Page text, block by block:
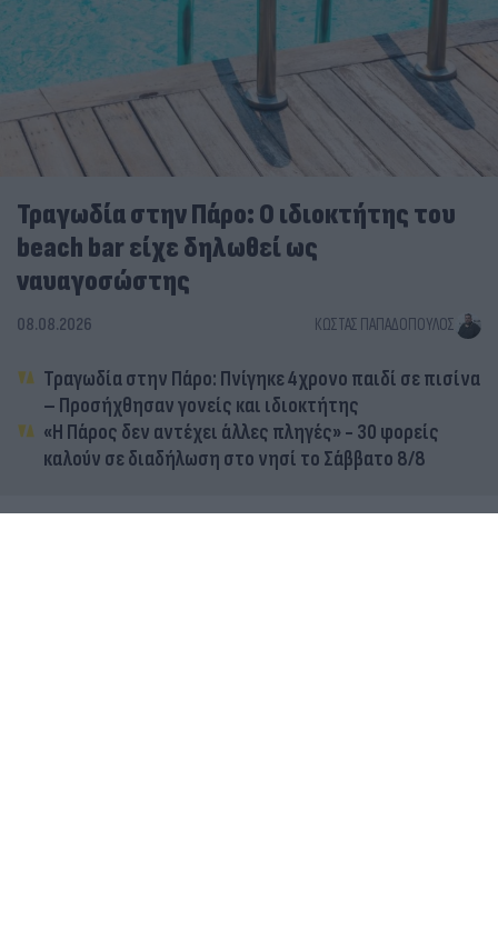
Τραγωδία στην Πάρο: Ο ιδιοκτήτης του
beach bar είχε δηλωθεί ως
ναυαγοσώστης
08.08.2026 ΚΏΣΤΑΣ ΠΑΠΑΔΌΠΟΥΛΟΣ
Τραγωδία στην Πάρο: Πνίγηκε 4χρονο παιδί σε πισίνα
– Προσήχθησαν γονείς και ιδιοκτήτης
«Η Πάρος δεν αντέχει άλλες πληγές» - 30 φορείς
καλούν σε διαδήλωση στο νησί το Σάββατο 8/8